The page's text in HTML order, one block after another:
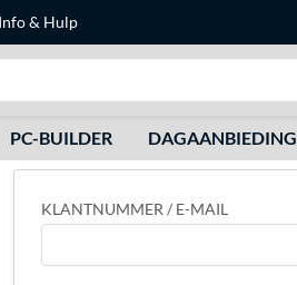
Info & Hulp
PC-BUILDER DAGAANBIEDING
KLANTNUMMER / E-MAIL